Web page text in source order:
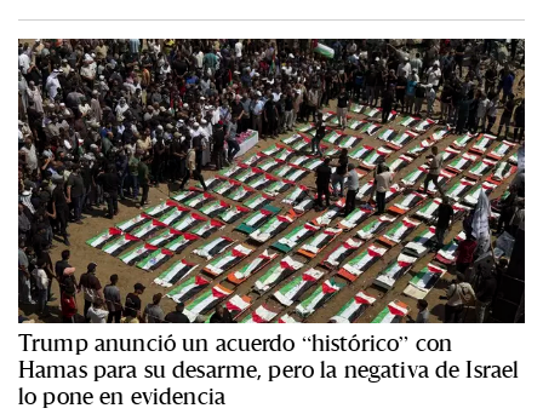
Trump anunció un acuerdo “histórico” con
Hamas para su desarme, pero la negativa de Israel
lo pone en evidencia